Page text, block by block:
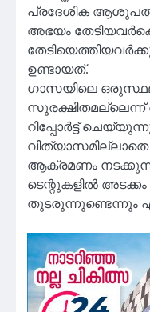
പ്രദേശിക
അഭയം
ഉണ്ടായത്.
ഗാസയിലെ
സുരക്ഷിതമല്ലെന്ന്
റിപ്പോർട്ട്
ആക്രമണം
ടെന്റുകളിൽ
തുടരുന്നുണ്ടെന്നും